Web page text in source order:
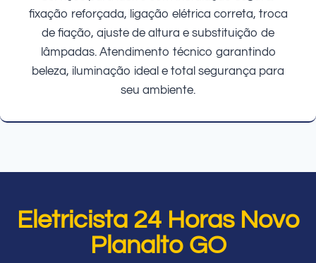
fixação reforçada, ligação elétrica correta, troca
de fiação, ajuste de altura e substituição de
lâmpadas. Atendimento técnico garantindo
beleza, iluminação ideal e total segurança para
seu ambiente.
Eletricista 24 Horas Novo
Planalto GO